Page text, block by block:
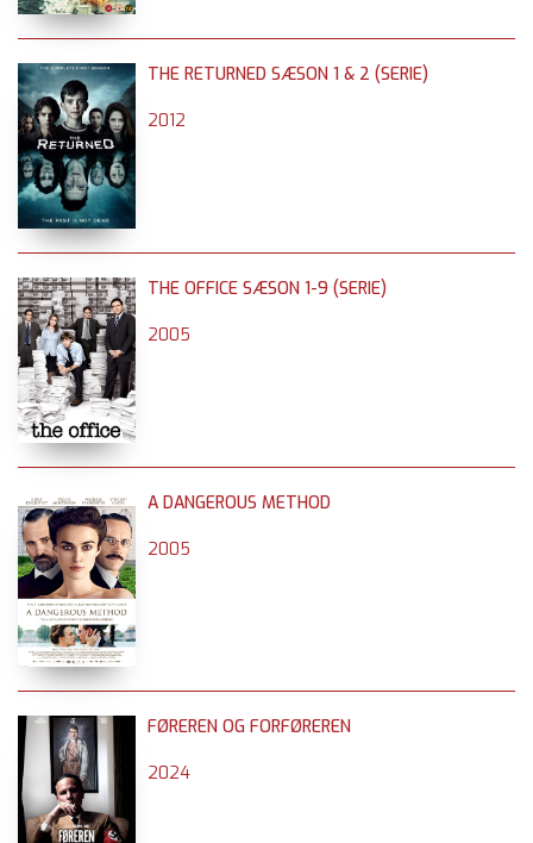
THE RETURNED SÆSON 1 & 2 (SERIE)
2012
THE OFFICE SÆSON 1-9 (SERIE)
2005
A DANGEROUS METHOD
2005
FØREREN OG FORFØREREN
2024